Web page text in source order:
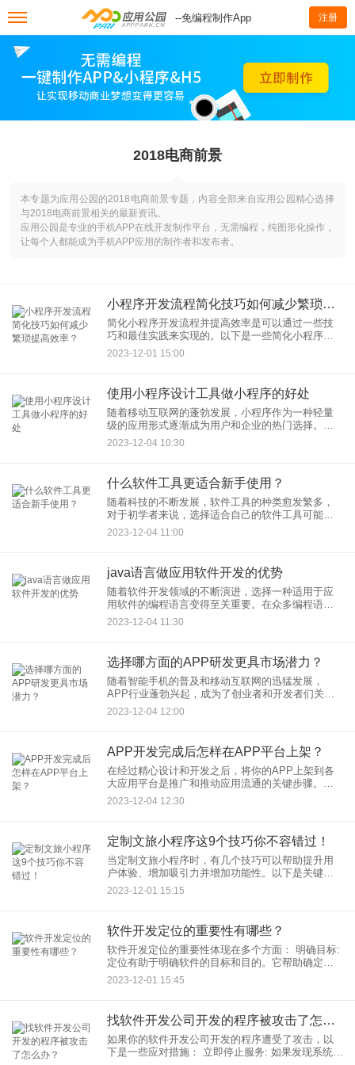
--免编程制作App 注册
2018电商前景
本专题为应用公园的2018电商前景专题，内容全部来自应用公园精心选择
与2018电商前景相关的最新资讯。
应用公园是专业的手机APP在线开发制作平台，无需编程，纯图形化操作，
让每个人都能成为手机APP应用的制作者和发布者。
小程序开发流程简化技巧如何减少繁琐提高效率？
简化小程序开发流程并提高效率是可以通过一些技
巧和最佳实践来实现的。以下是一些简化小程序开
发流程的技巧：
2023-12-01 15:00
使用小程序设计工具做小程序的好处
随着移动互联网的蓬勃发展，小程序作为一种轻量
级的应用形式逐渐成为用户和企业的热门选择。在
小程序开发过程中，使用小程序设计工具已经成为
一种常见的趋势。那么，使用小程序设计工具做小
2023-12-04 10:30
什么软件工具更适合新手使用？
随着科技的不断发展，软件工具的种类愈发繁多，
对于初学者来说，选择适合自己的软件工具可能是
一项具有挑战性的任务。在学习和掌握新技能的初
期，选择易用、功能强大且用户友好的软件工具是
2023-12-04 11:00
java语言做应用软件开发的优势
随着软件开发领域的不断演进，选择一种适用于应
用软件的编程语言变得至关重要。在众多编程语言
中，Java因其独特的优势在应用软件开发中占据重
要地位。本文将探讨Java语言在应用软件开发中的
2023-12-04 11:30
选择哪方面的APP研发更具市场潜力？
随着智能手机的普及和移动互联网的迅猛发展，
APP行业蓬勃兴起，成为了创业者和开发者们关注
的焦点。然而，在众多领域中选择进行APP研发
时，应该考虑哪方面更具市场潜力呢？本文将探讨
2023-12-04 12:00
APP开发完成后怎样在APP平台上架？
在经过精心设计和开发之后，将你的APP上架到各
大应用平台是推广和推动应用流通的关键步骤。本
文将介绍APP上架的一般步骤，以确保你的应用能
2023-12-04 12:30
定制文旅小程序这9个技巧你不容错过！
当定制文旅小程序时，有几个技巧可以帮助提升用
户体验、增加吸引力并增加功能性。以下是关键的
九个技巧： 1. 个性化定制 个性化体验： 为用户提
供个性化的
2023-12-01 15:15
软件开发定位的重要性有哪些？
软件开发定位的重要性体现在多个方面： 明确目标:
定位有助于明确软件的目标和目的。它帮助确定软
件要解决的问题、目标用户群体以及所需功能。这
有助于开发团队
2023-12-01 15:45
找软件开发公司开发的程序被攻击了怎么办？
如果你的软件开发公司开发的程序遭受了攻击，以
下是一些应对措施： 立即停止服务: 如果发现系统遭